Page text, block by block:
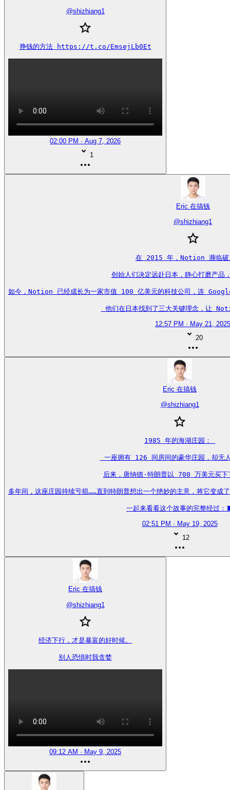
@shizhiang1
挣钱的方法 https://t.co/EmsejLb0Et
02:00 PM · Aug 7, 2026
1
Eric 在搞钱
@shizhiang1
在 2015 年，Notion 濒临
创始人们决定远赴日本，静心打磨产
如今，Notion 已经成长为一家市值 100 亿美元的科技公司，连
他们在日本找到了三大关键理念，让
12:57 PM · May 21, 2025
20
Eric 在搞钱
@shizhiang1
1985 年的海湖庄园：
一座拥有 126 间房间的豪华庄园，却
后来，唐纳德·特朗普以 700 万美元买
多年间，这座庄园持续亏损……直到特朗普想出一个绝妙的主意，将它
一起来看看这个故事的完整经过：
02:51 PM · May 19, 2025
12
Eric 在搞钱
@shizhiang1
经济下行，才是暴富的好时候。
别人恐惧时我贪婪
09:12 AM · May 9, 2025